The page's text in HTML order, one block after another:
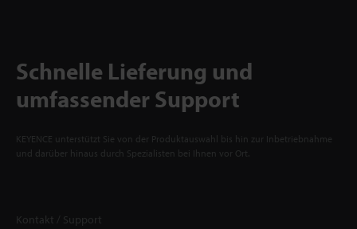
Schnelle Lieferung und
umfassender Support
KEYENCE unterstützt Sie von der Produktauswahl bis hin zur Inbetriebnahme
und darüber hinaus durch Spezialisten bei Ihnen vor Ort.
Kontakt / Support